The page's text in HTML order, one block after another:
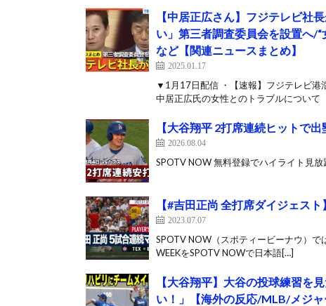
【中居正広さん】フジテレビ社
い」第三者調査委員会を設置へ/
など【関連ニュースまとめ】
2025.01.17
▼1月17日配信 ・【速報】フジテレビ港
中居正広氏の女性とのトラブルについ
【大谷翔平 2打席連続ヒットで
2026.08.04
SPOTV NOW 無料登録でハイライト見
【#吉田正尚 全打席ダイジェス
2023.07.07
SPOTV NOW（スポティービーナウ）で
WEEKをSPOTV NOWで日本語[…]
【大谷翔平】大谷の投球練習を
い！」【海外の反応/MLB/メジャ